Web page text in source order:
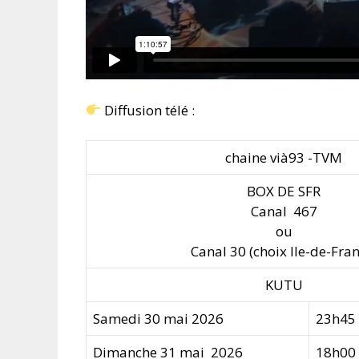
Diffusion télé :
chaine vià93 -TVM
BOX DE SFR
Canal 467
ou
Canal 30 (choix Ile-de-
KUTU
Samedi 30 mai 2026
23h45
Dimanche 31 mai 2026
18h00